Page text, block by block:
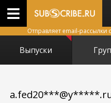
Отправляет email-
Выпуски